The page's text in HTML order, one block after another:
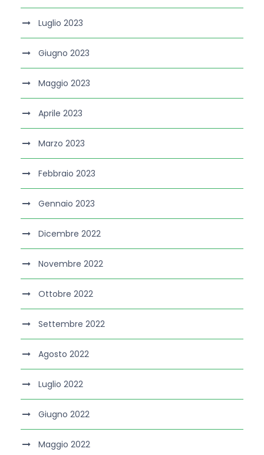
Luglio 2023
Giugno 2023
Maggio 2023
Aprile 2023
Marzo 2023
Febbraio 2023
Gennaio 2023
Dicembre 2022
Novembre 2022
Ottobre 2022
Settembre 2022
Agosto 2022
Luglio 2022
Giugno 2022
Maggio 2022